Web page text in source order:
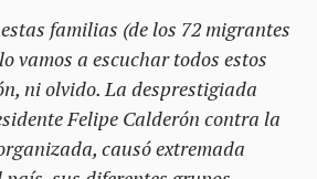
familias (de los 72 migrantes
vamos a escuchar todos estos
ni olvido. La desprestigiada
Felipe Calderón contra la
causó extremada